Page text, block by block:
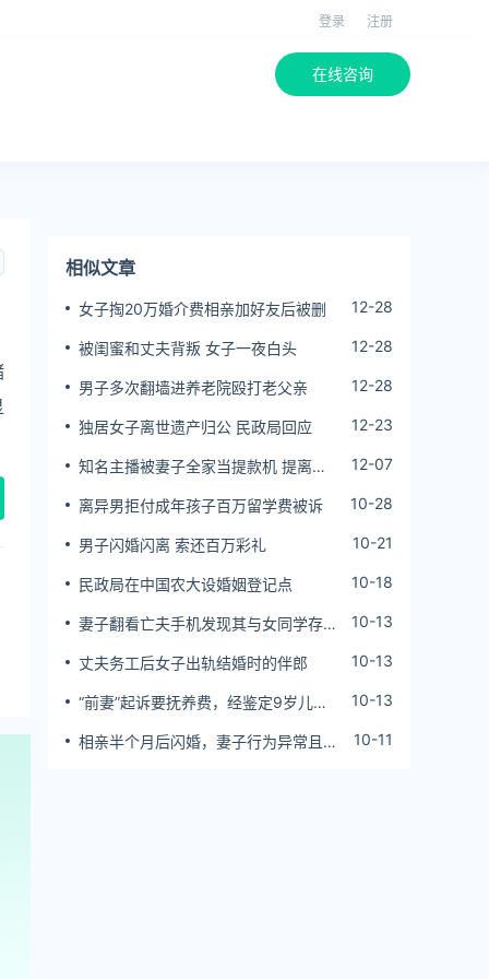
登录 注册
在线咨询
相似文章
女子掏20万婚介费相亲加好友后被删 12-28
被闺蜜和丈夫背叛 女子一夜白头 12-28
男子多次翻墙进养老院殴打老父亲 12-28
独居女子离世遗产归公 民政局回应 12-23
知名主播被妻子全家当提款机 提离婚
12-07
离异男拒付成年孩子百万留学费被诉 10-28
男子闪婚闪离 索还百万彩礼 10-21
民政局在中国农大设婚姻登记点 10-18
妻子翻看亡夫手机发现其与女同学存婚
10-13
丈夫务工后女子出轨结婚时的伴郎 10-13
“前妻”起诉要抚养费，经鉴定9岁儿子
10-13
相亲半个月后闪婚，妻子行为异常且持
10-11